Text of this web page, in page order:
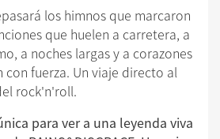
los himnos que marcaron
que huelen a carretera, a
a noches largas y a corazones
fuerza. Un viaje directo al
rock'n'roll.
para ver a una leyenda viva